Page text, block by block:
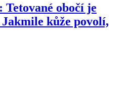
obočí je
Jakmile kůže povolí,